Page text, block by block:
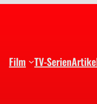
Film TV-Serien